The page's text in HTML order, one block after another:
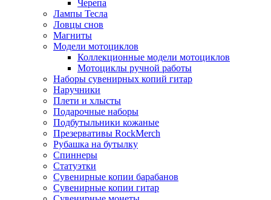
Черепа
Лампы Тесла
Ловцы снов
Магниты
Модели мотоциклов
Коллекционные модели мотоциклов
Мотоциклы ручной работы
Наборы сувенирных копий гитар
Наручники
Плети и хлысты
Подарочные наборы
Подбутыльники кожаные
Презервативы RockMerch
Рубашка на бутылку
Спиннеры
Статуэтки
Сувенирные копии барабанов
Сувенирные копии гитар